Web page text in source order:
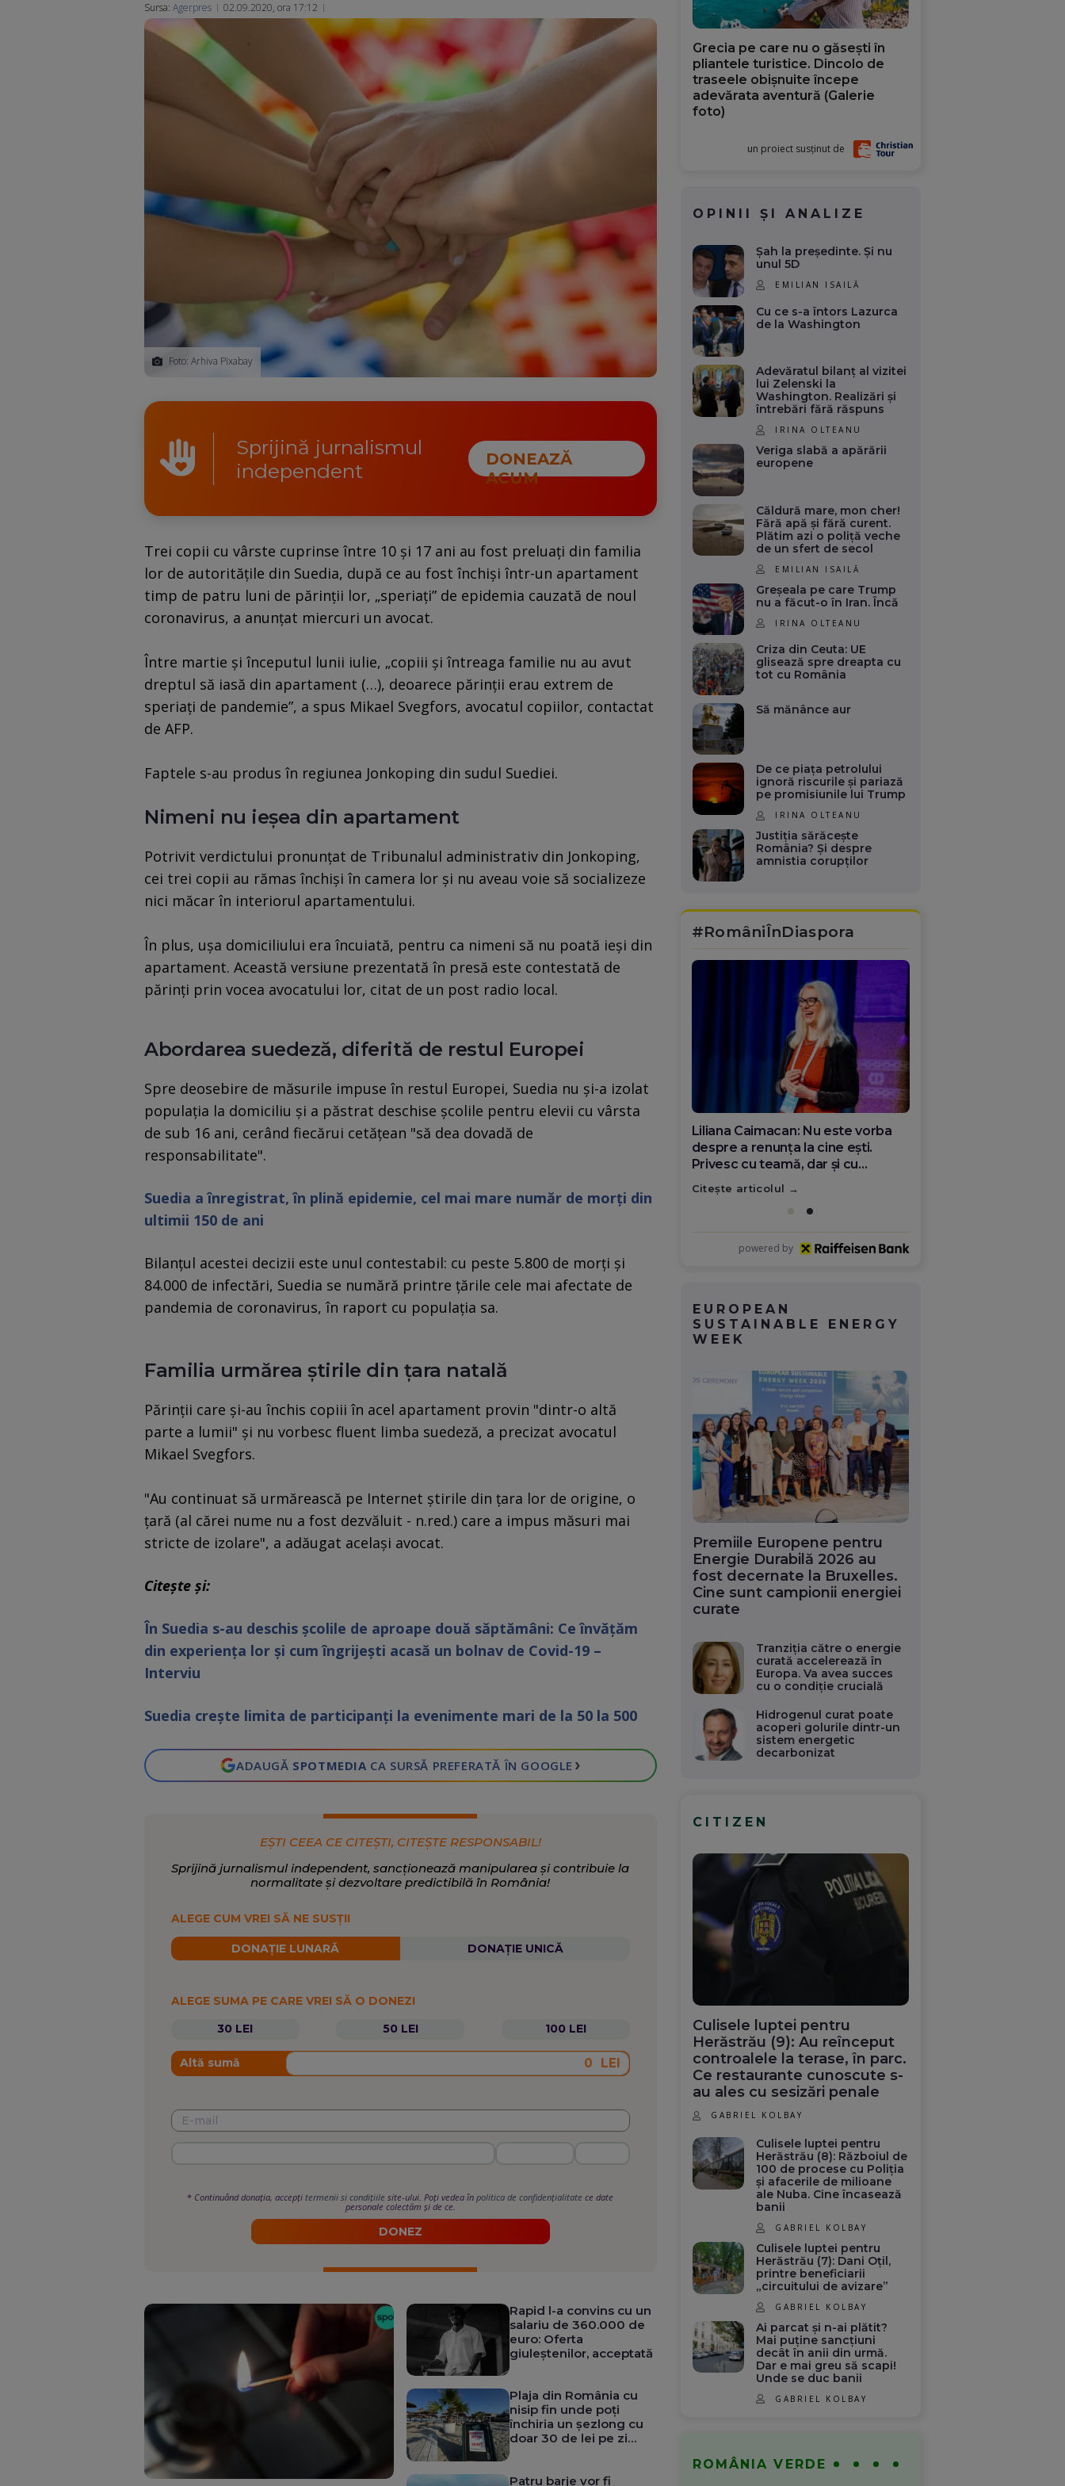
Sursa: Agerpres 02.09.2020, ora 17:12
Foto: Arhiva Pixabay
Sprijină jurnalismul
independent
DONEAZĂ
ACUM
Trei copii cu vârste cuprinse între 10 şi 17 ani au fost preluaţi din familia
lor de autorităţile din Suedia, după ce au fost închişi într-un apartament
timp de patru luni de părinţii lor, „speriaţi” de epidemia cauzată de noul
coronavirus, a anunţat miercuri un avocat.
Între martie şi începutul lunii iulie, „copiii şi întreaga familie nu au avut
dreptul să iasă din apartament (…), deoarece părinţii erau extrem de
speriaţi de pandemie”, a spus Mikael Svegfors, avocatul copiilor, contactat
de AFP.
Faptele s-au produs în regiunea Jonkoping din sudul Suediei.
Nimeni nu ieșea din apartament
Potrivit verdictului pronunţat de Tribunalul administrativ din Jonkoping,
cei trei copii au rămas închişi în camera lor şi nu aveau voie să socializeze
nici măcar în interiorul apartamentului.
În plus, uşa domiciliului era încuiată, pentru ca nimeni să nu poată ieşi din
apartament. Această versiune prezentată în presă este contestată de
părinţi prin vocea avocatului lor, citat de un post radio local.
Abordarea suedeză, diferită de restul Europei
Spre deosebire de măsurile impuse în restul Europei, Suedia nu şi-a izolat
populaţia la domiciliu şi a păstrat deschise şcolile pentru elevii cu vârsta
de sub 16 ani, cerând fiecărui cetăţean "să dea dovadă de
responsabilitate".
Suedia a înregistrat, în plină epidemie, cel mai mare număr de morţi din
ultimii 150 de ani
Bilanţul acestei decizii este unul contestabil: cu peste 5.800 de morţi şi
84.000 de infectări, Suedia se numără printre ţările cele mai afectate de
pandemia de coronavirus, în raport cu populaţia sa.
Familia urmărea știrile din țara natală
Părinţii care şi-au închis copiii în acel apartament provin "dintr-o altă
parte a lumii" şi nu vorbesc fluent limba suedeză, a precizat avocatul
Mikael Svegfors.
"Au continuat să urmărească pe Internet ştirile din ţara lor de origine, o
ţară (al cărei nume nu a fost dezvăluit - n.red.) care a impus măsuri mai
stricte de izolare", a adăugat acelaşi avocat.
Citește și:
În Suedia s-au deschis școlile de aproape două săptămâni: Ce învățăm
din experiența lor și cum îngrijești acasă un bolnav de Covid-19 –
Interviu
Suedia creşte limita de participanți la evenimente mari de la 50 la 500
ADAUGĂ SPOTMEDIA CA SURSĂ PREFERATĂ ÎN GOOGLE ›
EȘTI CEEA CE CITEȘTI, CITEȘTE RESPONSABIL!
Sprijină jurnalismul independent, sancționează manipularea și contribuie la
normalitate și dezvoltare predictibilă în România!
ALEGE CUM VREI SĂ NE SUSȚII
DONAȚIE LUNARĂ DONAȚIE UNICĂ
ALEGE SUMA PE CARE VREI SĂ O DONEZI
30 LEI
50 LEI 100 LEI
Altă sumă LEI
* Continuând donația, accepțitermenii si condițiile site-ului. Poți vedea înpolitica de confidențialitate ce date
personale colectăm și de ce.
DONEZ
Rapid l-a convins cu un
salariu de 360.000 de
euro: Oferta
giuleștenilor, acceptată
Plaja din România cu
nisip fin unde poți
închiria un șezlong cu
doar 30 de lei pe zi
Patru barje vor fi
Grecia pe care nu o găsești în
pliantele turistice. Dincolo de
traseele obișnuite începe
adevărata aventură (Galerie
foto)
un proiect susținut de
OPINII ȘI ANALIZE
Șah la președinte. Și nu
unul 5D
EMILIAN ISAILĂ
Cu ce s-a întors Lazurca
de la Washington
Adevăratul bilanț al vizitei
lui Zelenski la
Washington. Realizări și
întrebări fără răspuns
IRINA OLTEANU
Veriga slabă a apărării
europene
Căldură mare, mon cher!
Fără apă și fără curent.
Plătim azi o poliță veche
de un sfert de secol
EMILIAN ISAILĂ
Greșeala pe care Trump
nu a făcut-o în Iran. Încă
IRINA OLTEANU
Criza din Ceuta: UE
glisează spre dreapta cu
tot cu România
Să mănânce aur
De ce piața petrolului
ignoră riscurile și pariază
pe promisiunile lui Trump
IRINA OLTEANU
Justiția sărăcește
România? Și despre
amnistia corupților
#RomâniÎnDiaspora
Din sala de operație din Italia,
către viitorul medicinei românești.
Medicul Florin Puflea: majoritatea
românilor plecați nu s-au rupt de
țară
Citește articolul
powered by
EUROPEAN
SUSTAINABLE ENERGY
WEEK
Premiile Europene pentru
Energie Durabilă 2026 au
fost decernate la Bruxelles.
Cine sunt campionii energiei
curate
Tranziția către o energie
curată accelerează în
Europa. Va avea succes
cu o condiție crucială
Hidrogenul curat poate
acoperi golurile dintr-un
sistem energetic
decarbonizat
CITIZEN
Culisele luptei pentru
Herăstrău (9): Au reînceput
controalele la terase, în parc.
Ce restaurante cunoscute s-
au ales cu sesizări penale
GABRIEL KOLBAY
Culisele luptei pentru
Herăstrău (8): Războiul de
100 de procese cu Poliția
și afacerile de milioane
ale Nuba. Cine încasează
banii
GABRIEL KOLBAY
Culisele luptei pentru
Herăstrău (7): Dani Oțil,
printre beneficiarii
„circuitului de avizare”
GABRIEL KOLBAY
Ai parcat și n-ai plătit?
Mai puține sancțiuni
decât în anii din urmă.
Dar e mai greu să scapi!
Unde se duc banii
GABRIEL KOLBAY
ROMÂNIA VERDE